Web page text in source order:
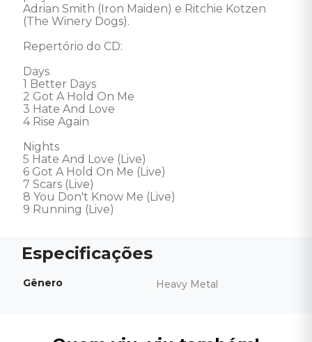
Adrian Smith (Iron Maiden) e Ritchie Kotzen
(The Winery Dogs).
Repertório do CD:
Days
1 Better Days
2 Got A Hold On Me
3 Hate And Love
4 Rise Again
Nights
5 Hate And Love (Live)
6 Got A Hold On Me (Live)
7 Scars (Live)
8 You Don't Know Me (Live)
9 Running (Live)
Gênero Heavy Metal